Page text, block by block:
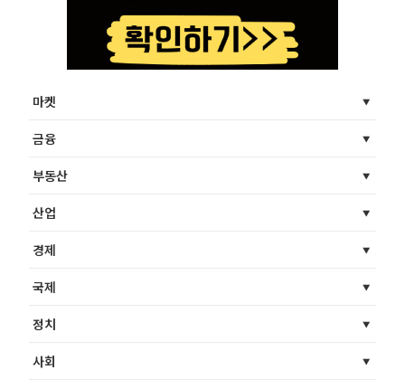
마켓
금융
부동산
산업
경제
국제
정치
사회